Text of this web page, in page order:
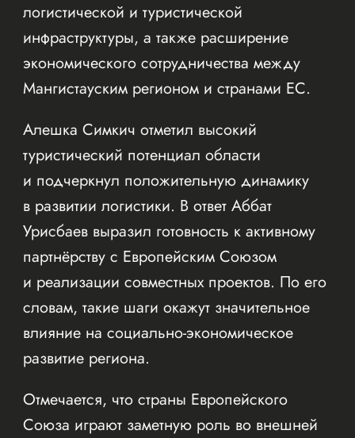
логистической и туристической
инфраструктуры, а также расширение
экономического сотрудничества между
Мангистауским регионом и странами ЕС.
Алешка Симкич отметил высокий
туристический потенциал области
и подчеркнул положительную динамику
в развитии логистики. В ответ Аббат
Урисбаев выразил готовность к активному
партнёрству с Европейским Союзом
и реализации совместных проектов. По его
словам, такие шаги окажут значительное
влияние на социально-экономическое
развитие региона.
Отмечается, что страны Европейского
Союза играют заметную роль во внешней